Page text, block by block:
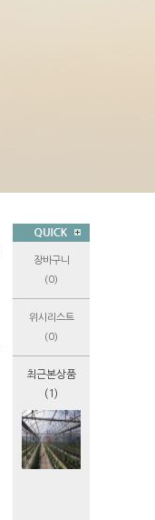
장바구니
(0)
위시리스트
(0)
최근본상품
(1)